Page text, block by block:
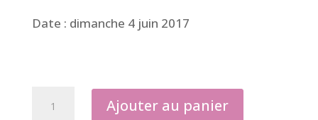
Date : dimanche 4 juin 2017
Ajouter au panier